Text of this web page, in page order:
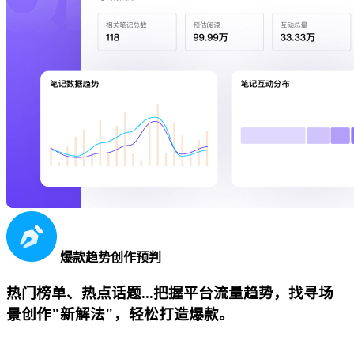
爆款趋势创作预判
热门榜单、热点话题...把握平台流量趋势，找寻场
景创作"新解法"，轻松打造爆款。